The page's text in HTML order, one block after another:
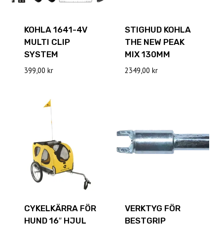
KOHLA 1641-4V
MULTI CLIP
SYSTEM
399,00 kr
STIGHUD KOHLA
THE NEW PEAK
MIX 130MM
2349,00 kr
CYKELKÄRRA FÖR
HUND 16″ HJUL
VERKTYG FÖR
BESTGRIP